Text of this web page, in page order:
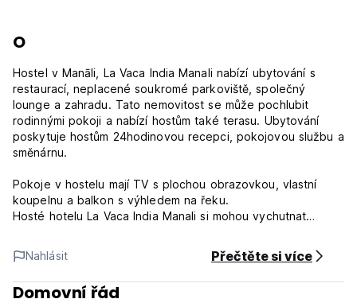
O
Hostel v Manāli, La Vaca India Manali nabízí ubytování s
restaurací, neplacené soukromé parkoviště, společný
lounge a zahradu. Tato nemovitost se může pochlubit
rodinnými pokoji a nabízí hostům také terasu. Ubytování
poskytuje hostům 24hodinovou recepci, pokojovou službu a
směnárnu.
Pokoje v hostelu mají TV s plochou obrazovkou, vlastní
koupelnu a balkon s výhledem na řeku.
Hosté hotelu La Vaca India Manali si mohou vychutnat
Hosté v ubytování si budou moci užít aktivity v Manāli a
okolí, jako je pěší turistika, paragliding, cyklistika, trekking
atd.
Nahlásit Přečtěte si více
Domovní řád